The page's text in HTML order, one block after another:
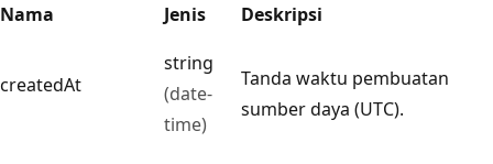
Nama
Jenis Deskripsi
createdAt
string
(date-
time)
Tanda waktu pembuatan
sumber daya (UTC).